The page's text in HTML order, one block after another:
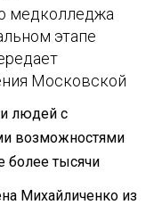
медколледжа
этапе
Московской
людей с
возможностями
более тысячи
Михайличенко из